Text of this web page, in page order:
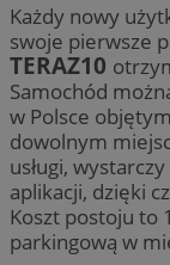
Każdy nowy
swoje pierwsze
TERAZ10
Samochód
w Polsce
dowolnym
usługi,
aplikacji, dzięki
Koszt postoju to
parkingową w